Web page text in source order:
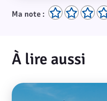
Ma note :
À lire aussi